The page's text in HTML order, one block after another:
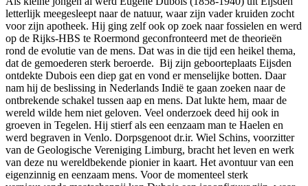
letterlijk meegesleept naar de natuur, waar zijn vader kruiden zocht
voor zijn apotheek. Hij ging zelf ook op zoek naar fossielen en werd
op de Rijks-HBS te Roermond geconfronteerd met de theorieën
rond de evolutie van de mens. Dat was in die tijd een heikel thema,
dat de gemoederen sterk beroerde. Bij zijn geboorteplaats Eijsden
ontdekte Dubois een diep gat en vond er menselijke botten. Daar
nam hij de beslissing in Nederlands Indië te gaan zoeken naar de
ontbrekende schakel tussen aap en mens. Dat lukte hem, maar de
wereld wilde hem niet geloven. Veel onderzoek deed hij ook in
groeven in Tegelen. Hij stierf als een eenzaam man te Haelen en
werd begraven in Venlo. Dorpsgenoot dr.ir. Wiel Schins, voorzitter
van de Geologische Vereniging Limburg, bracht het leven en werk
van deze nu wereldbekende pionier in kaart. Het avontuur van een
eigenzinnig en eenzaam mens. Voor de momenteel sterk